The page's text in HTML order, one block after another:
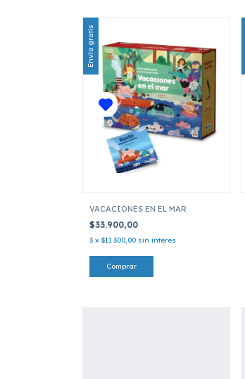
Envío gratis
VACACIONES EN EL MAR
$33.900,00
3 x $11.300,00 sin interés